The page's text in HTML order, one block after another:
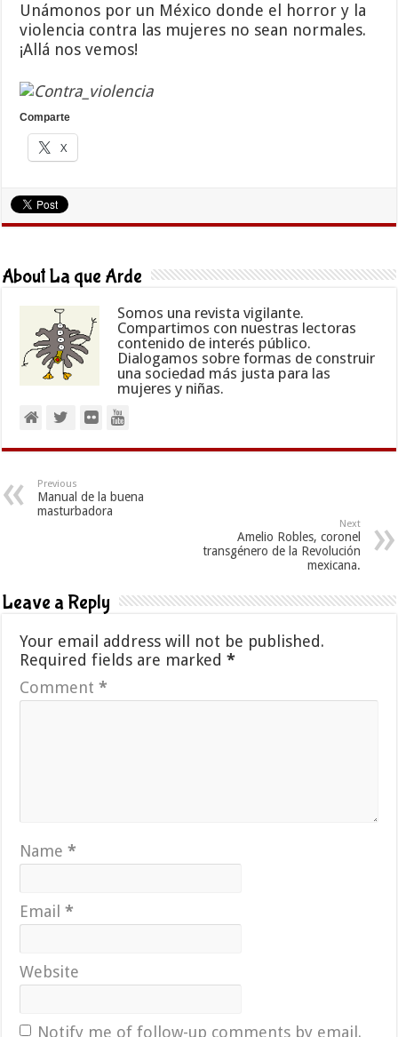
Unámonos por un México donde el horror y la
violencia contra las mujeres no sean normales.
¡Allá nos vemos!
Comparte
X
About La que Arde
Somos una revista vigilante.
Compartimos con nuestras lectoras
contenido de interés público.
Dialogamos sobre formas de construir
una sociedad más justa para las
mujeres y niñas.
Previous
Manual de la buena
masturbadora
Next
Amelio Robles, coronel
transgénero de la Revolución
mexicana.
Leave a Reply
Your email address will not be published.
Required fields are marked*
Comment*
Name*
Email*
Website
Notify me of follow-up comments by email.